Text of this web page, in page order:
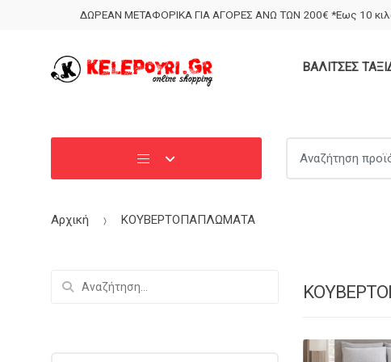
ΔΩΡΕΑΝ ΜΕΤΑΦΟΡΙΚΑ ΓΙΑ ΑΓΟΡΕΣ ΑΝΩ ΤΩΝ 200€ *Εως 10
ΒΑΛΙΤΣΕΣ
Αρχική ΚΟΥΒΕΡΤΟΠΑΠΛΩΜΑΤΑ